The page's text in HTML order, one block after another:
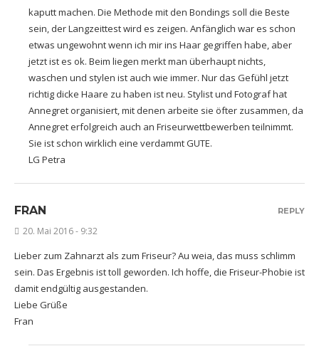
kaputt machen. Die Methode mit den Bondings soll die Beste
sein, der Langzeittest wird es zeigen. Anfänglich war es schon
etwas ungewohnt wenn ich mir ins Haar gegriffen habe, aber
jetzt ist es ok. Beim liegen merkt man überhaupt nichts,
waschen und stylen ist auch wie immer. Nur das Gefühl jetzt
richtig dicke Haare zu haben ist neu. Stylist und Fotograf hat
Annegret organisiert, mit denen arbeite sie öfter zusammen, da
Annegret erfolgreich auch an Friseurwettbewerben teilnimmt.
Sie ist schon wirklich eine verdammt GUTE.
LG Petra
FRAN
20. Mai 2016 - 9:32
Lieber zum Zahnarzt als zum Friseur? Au weia, das muss schlimm
sein. Das Ergebnis ist toll geworden. Ich hoffe, die Friseur-Phobie ist
damit endgültig ausgestanden.
Liebe Grüße
Fran
REPLY